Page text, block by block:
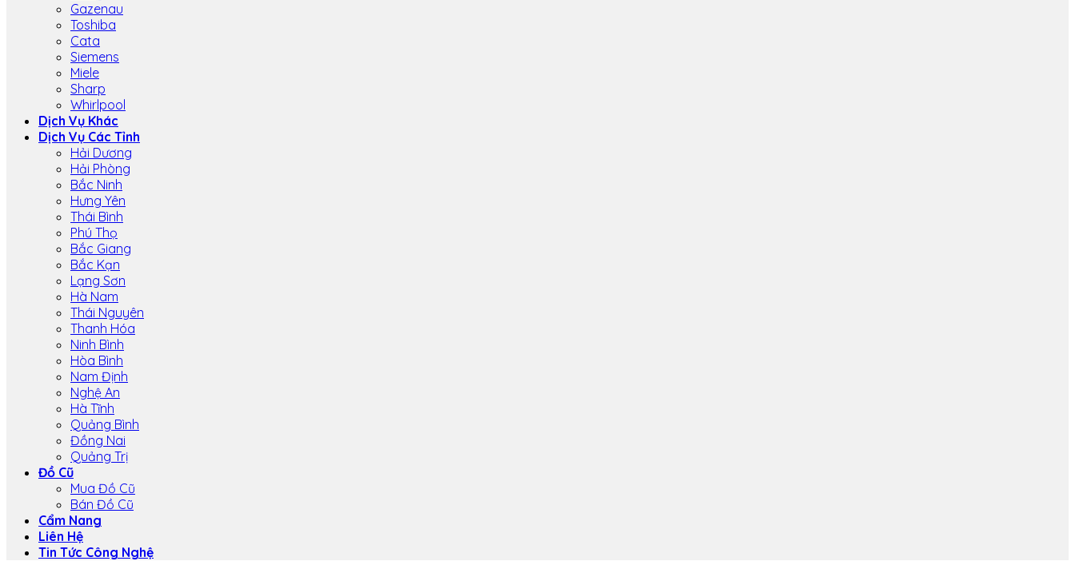
Gazenau
Toshiba
Cata
Siemens
Miele
Sharp
Whirlpool
Dịch Vụ Khác
Dịch Vụ Các Tỉnh
Hải Dương
Hải Phòng
Bắc Ninh
Hưng Yên
Thái Bình
Phú Thọ
Bắc Giang
Bắc Kạn
Lạng Sơn
Hà Nam
Thái Nguyên
Thanh Hóa
Ninh Bình
Hòa Bình
Nam Định
Nghệ An
Hà Tĩnh
Quảng Bình
Đồng Nai
Quảng Trị
Đồ Cũ
Mua Đồ Cũ
Bán Đồ Cũ
Cẩm Nang
Liên Hệ
Tin Tức Công Nghệ